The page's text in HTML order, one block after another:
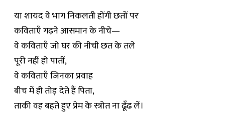
या शायद वे भाग निकलती होंगी छतों पर
कविताएँ गढ़ने आसमान के नीचे—
वे कविताएँ जो घर की नीची छत के तले
पूरी नहीं हो पातीं,
वे कविताएँ जिनका प्रवाह
बीच में ही तोड़ देते हैं पिता,
ताकी वह बहते हुए प्रेम के स्त्रोत ना ढूँढ लें।